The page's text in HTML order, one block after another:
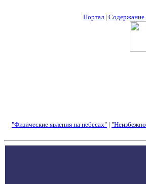
Портал| Содержание
"Физические явления на небесах" |